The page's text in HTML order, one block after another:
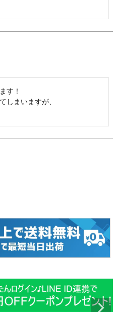
す！
しまいますが、